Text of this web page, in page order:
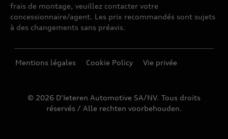
frais de montage, veuillez contacter votre
concessionnaire/agent. Les prix recommandés sont sujets
à des changements sans préavis.
Mentions légales Cookie Policy Vie privée
© 2026 D'Ieteren Automotive SA/NV. Tous droits
réservés / Alle rechten voorbehouden.